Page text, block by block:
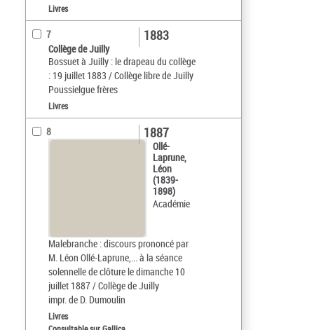
Livres
7
Collège de Juilly
Bossuet à Juilly : le drapeau du collège
: 19 juillet 1883 / Collège libre de Juilly
Poussielgue frères
1883
Livres
8
Ollé-
Laprune,
Léon
(1839-
1898)
Académie
Malebranche : discours prononcé par
M. Léon Ollé-Laprune,... à la séance
solennelle de clôture le dimanche 10
juillet 1887 / Collège de Juilly
impr. de D. Dumoulin
1887
Livres